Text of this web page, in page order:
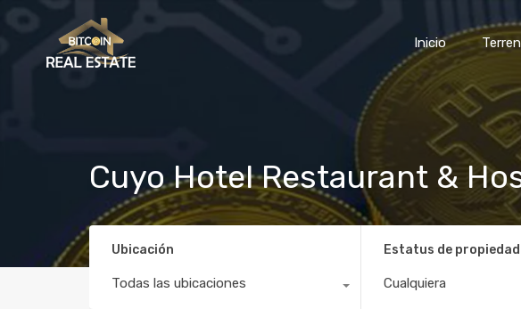
Inicio
Inicio
Cuyo Hotel Restaurant &
Ubicación
Todas las ubicaciones
Estatus de propiedad
Cualquiera